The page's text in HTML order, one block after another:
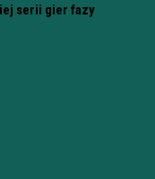
serii gier fazy